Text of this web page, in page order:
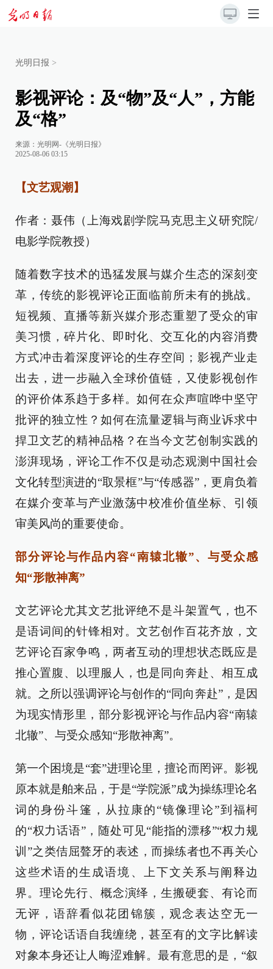
光明日报 >
影视评论：及“物”及“人”，方能
及“格”
来源： 光明网-《光明日报》
2025-08-06 03:15
【文艺观潮】
作者：聂伟（上海戏剧学院马克思主义研究院/
电影学院教授）
随着数字技术的迅猛发展与媒介生态的深刻变
革，传统的影视评论正面临前所未有的挑战。
短视频、直播等新兴媒介形态重塑了受众的审
美习惯，碎片化、即时化、交互化的内容消费
方式冲击着深度评论的生存空间；影视产业走
出去，进一步融入全球价值链，又使影视创作
的评价体系趋于多样。如何在众声喧哗中坚守
批评的独立性？如何在流量逻辑与商业诉求中
捍卫文艺的精神品格？在当今文艺创制实践的
澎湃现场，评论工作不仅是动态观测中国社会
文化转型演进的“取景框”与“传感器”，更肩负着
在媒介变革与产业激荡中校准价值坐标、引领
审美风尚的重要使命。
部分评论与作品内容“南辕北辙”、与受众感
知“形散神离”
文艺评论尤其文艺批评绝不是斗架置气，也不
是语词间的针锋相对。文艺创作百花齐放，文
艺评论百家争鸣，两者互动的理想状态既应是
推心置腹、以理服人，也是同向奔赴、相互成
就。之所以强调评论与创作的“同向奔赴”，是因
为现实情形里，部分影视评论与作品内容“南辕
北辙”、与受众感知“形散神离”。
第一个困境是“套”进理论里，擅论而罔评。影视
原本就是舶来品，于是“学院派”成为操练理论名
词的身份斗篷，从拉康的“镜像理论”到福柯
的“权力话语”，随处可见“能指的漂移”“权力规
训”之类佶屈聱牙的表述，而操练者也不再关心
这些术语的生成语境、上下文关系与阐释边
界。理论先行、概念演绎，生搬硬套、有论而
无评，语辞看似花团锦簇，观念表达空无一
物，评论话语自我缠绕，甚至有的文字比解读
对象本身还让人晦涩难解。最有意思的是，“叙